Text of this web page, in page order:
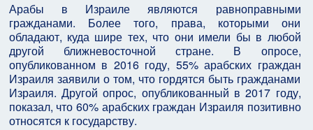
Арабы в Израиле являются равноправными
гражданами. Более того, права, которыми они
обладают, куда шире тех, что они имели бы в любой
другой ближневосточной стране. В опросе,
опубликованном в 2016 году, 55% арабских граждан
Израиля заявили о том, что гордятся быть гражданами
Израиля. Другой опрос, опубликованный в 2017 году,
показал, что 60% арабских граждан Израиля позитивно
относятся к государству.